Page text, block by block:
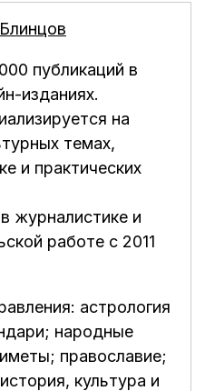
публикаций в
изданиях.
на
темах,
и практических
журналистике и
работе с 2011
астрология
народные
православие;
культура и